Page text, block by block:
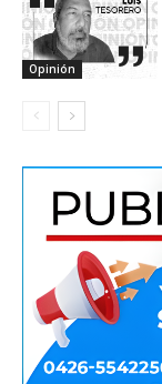
Opinión